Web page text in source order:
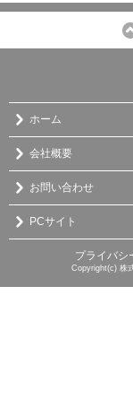
ホーム
会社概要
お問い合わせ
PCサイト
プライバシ
Copyright(c) 株